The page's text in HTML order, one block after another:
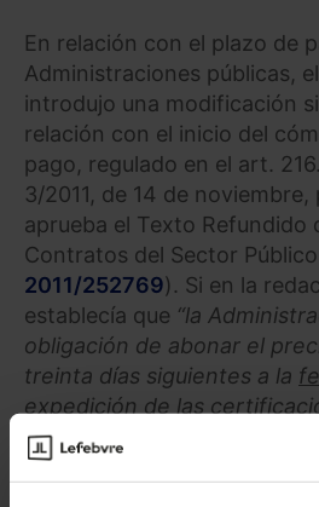
En relación con el plazo de
Administraciones públicas,
introdujo una modificación
relación con el inicio del
pago, regulado en el art.
3/2011, de 14 de noviembre,
aprueba el Texto Refundido
Contratos del Sector Público
2011/252769). Si en la
establecía que “la
obligación de abonar el
treinta días siguientes a la
expediciónde las
los correspondientes
acrediten la realización total